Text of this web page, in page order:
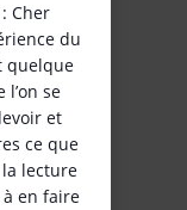
Cher
du
quelque
se
et
ce que
lecture
en faire